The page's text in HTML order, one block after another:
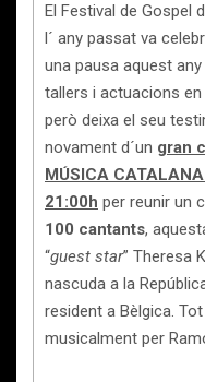
El Festival de Gospel
l´ any passat va
una pausa aquest
tallers i actuacions
però deixa el seu
novament d´un gran
MÚSICA
21:00h per reunir un
100 cantants,
“guest star” Theresa
nascuda a la
resident a Bèlgica.
musicalment per